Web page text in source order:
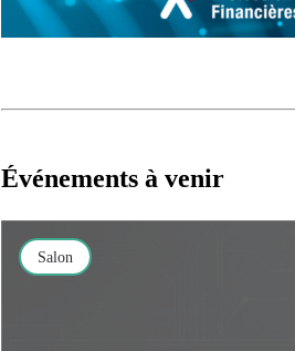
Événements à venir
Salon